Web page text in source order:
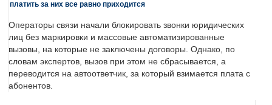
платить за них все равно приходится
Операторы связи начали блокировать звонки юридических
лиц без маркировки и массовые автоматизированные
вызовы, на которые не заключены договоры. Однако, по
словам экспертов, вызов при этом не сбрасывается, а
переводится на автоответчик, за который взимается плата с
абонентов.